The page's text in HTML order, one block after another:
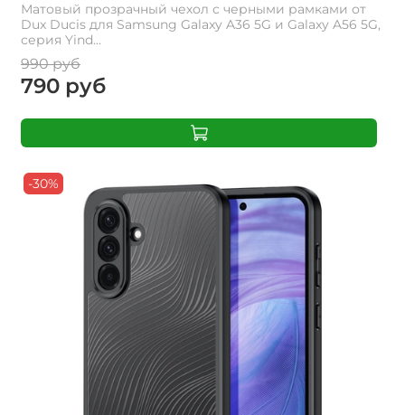
Матовый прозрачный чехол с черными рамками от
Dux Ducis для Samsung Galaxy A36 5G и Galaxy A56 5G,
серия Yind...
990 руб
790 руб
-30%